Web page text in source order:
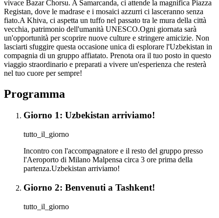
vivace Bazar Chorsu. A Samarcanda, ci attende la magnifica Piazza
Registan, dove le madrase e i mosaici azzurri ci lasceranno senza
fiato.A Khiva, ci aspetta un tuffo nel passato tra le mura della città
vecchia, patrimonio dell'umanità UNESCO.Ogni giornata sarà
un'opportunità per scoprire nuove culture e stringere amicizie. Non
lasciarti sfuggire questa occasione unica di esplorare l'Uzbekistan in
compagnia di un gruppo affiatato. Prenota ora il tuo posto in questo
viaggio straordinario e preparati a vivere un'esperienza che resterà
nel tuo cuore per sempre!
Programma
Giorno 1: Uzbekistan arriviamo!
tutto_il_giorno
Incontro con l'accompagnatore e il resto del gruppo presso
l'Aeroporto di Milano Malpensa circa 3 ore prima della
partenza.Uzbekistan arriviamo!
Giorno 2: Benvenuti a Tashkent!
tutto_il_giorno